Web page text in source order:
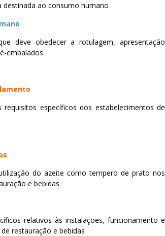
destinada ao consumo humano
deve obedecer a rotulagem, apresentação
embalados
requisitos específicos dos estabelecimentos de
do azeite como tempero de prato nos
e bebidas
relativos às instalações, funcionamento e
restauração e bebidas